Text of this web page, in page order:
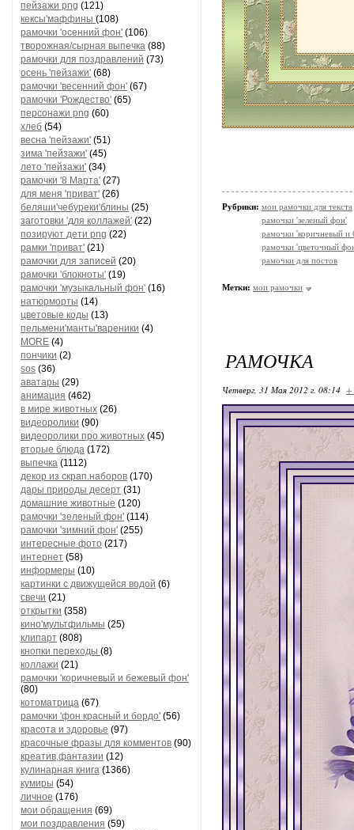
пейзажи png (121)
кексы'маффины (108)
рамочки 'осенний фон' (106)
творожная/сырная выпечка (88)
рамочки для поздравлений (73)
осень 'пейзажи' (68)
рамочки 'весенний фон' (67)
рамочки 'Рождество' (65)
персонажи png (60)
хлеб (54)
весна 'пейзажи' (51)
зима 'пейзажи' (45)
лето 'пейзажи' (34)
рамочки '8 Марта' (27)
для меня 'приват' (26)
беляши'чебуреки'блины (25)
заготовки 'для коллажей' (22)
позируют дети png (22)
рамки 'приват' (21)
рамочки для записей (20)
рамочки 'блокноты' (19)
рамочки 'музыкальный фон' (16)
натюрморты (14)
цветовые коды (13)
пельмени'манты'вареники (4)
MORE (4)
пончики (2)
sos (36)
аватары (29)
анимация (462)
в мире животных (26)
видеоролики (90)
видеоролики про животных (45)
вторые блюда (172)
выпечка (1112)
декор из скрап.наборов (170)
дары природы десерт (31)
домашние животные (120)
рамочки 'зеленый фон' (114)
рамочки 'зимний фон' (255)
интересные фото (217)
интернет (58)
информеры (10)
картинки с движущейся водой (6)
свечи (21)
открытки (358)
кино'мультфильмы (25)
клипарт (808)
кнопки переходы (8)
коллажи (21)
рамочки 'коричневый и бежевый фон'
(80)
котоматрица (67)
рамочки 'фон красный и бордо' (56)
красота и здоровье (97)
красочные фразы для комментов (90)
креатив,фантазии (12)
кулинарная книга (1366)
кумиры (54)
личное (176)
мои обращения (69)
мои поздравления (59)
Рубрики: мои рамочки для текста
рамочки 'зеленый фон'
рамочки 'коричневый
рамочки 'цветочный
рамочки для постов
Метки: мои рамочки
РАМОЧКА
Четверг, 31 Мая 2012 г. 08:14 +